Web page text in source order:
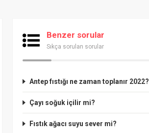
Benzer sorular
Sıkça sorulan sorular
Antep fıstığı ne zaman toplanır 2022?
Çayı soğuk içilir mi?
Fıstık ağacı suyu sever mi?